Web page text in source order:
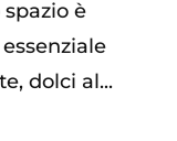
è
dolci al...